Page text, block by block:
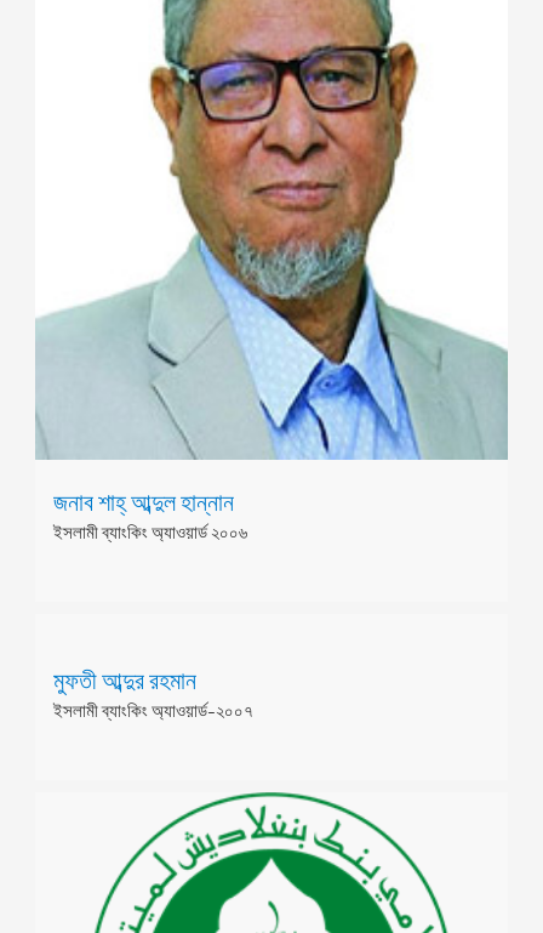
জনাব শাহ্ আব্দুল হান্নান
ইসলামী ব্যাংকিং অ্যাওয়ার্ড ২০০৬
মুফতী আব্দুর রহমান
ইসলামী ব্যাংকিং অ্যাওয়ার্ড-২০০৭